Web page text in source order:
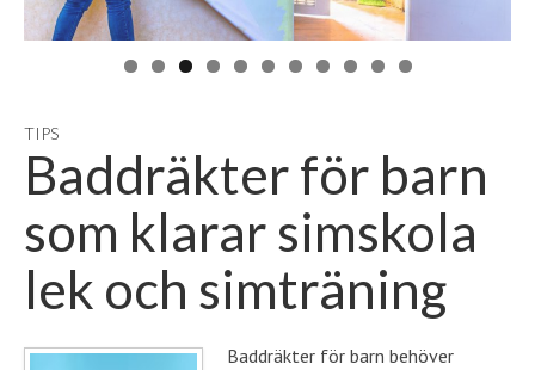
TIPS
Baddräkter för barn
som klarar simskola
lek och simträning
Baddräkter för barn behöver